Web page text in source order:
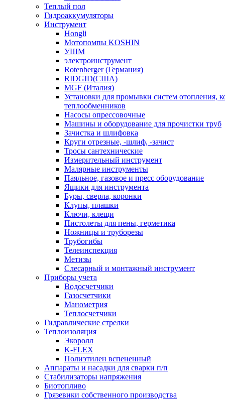
Теплый пол
Гидроаккумуляторы
Инструмент
Hongli
Мотопомпы KOSHIN
УШМ
электроинструмент
Rotenberger (Германия)
RIDGID(США)
MGF (Италия)
Установки для промывки систем отопления,
теплообменников
Насосы опрессовочные
Машины и оборудование для прочистки труб
Зачистка и шлифовка
Круги отрезные, -шлиф, -зачист
Тросы сантехнические
Измерительный инструмент
Малярные инструменты
Паяльное, газовое и пресс оборудование
Ящики для инструмента
Буры, сверла, коронки
Клупы, плашки
Ключи, клещи
Пистолеты для пены, герметика
Ножницы и труборезы
Трубогибы
Телеинспекция
Метизы
Слесарный и монтажный инструмент
Приборы учета
Водосчетчики
Газосчетчики
Манометрия
Теплосчетчики
Гидравлические стрелки
Теплоизоляция
Экоролл
K-FLEX
Полиэтилен вспененный
Аппараты и насадки для сварки п/п
Стабилизаторы напряжения
Биотопливо
Грязевики собственного производства